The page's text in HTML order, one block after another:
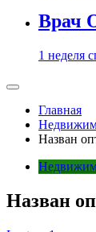
Врач
1 неделя
Главная
Назван
Назван